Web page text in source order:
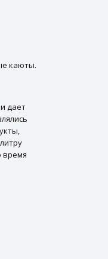
каюты.
дает
время